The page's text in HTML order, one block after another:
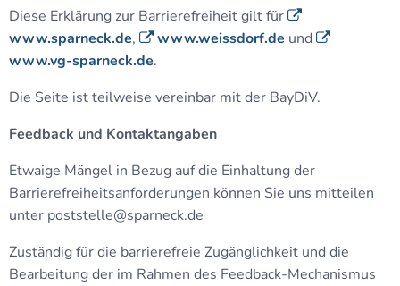
Diese Erklärung zur Barrierefreiheit gilt für
www.sparneck.de, www.weissdorf.de und
www.vg-sparneck.de.
Die Seite ist teilweise vereinbar mit der BayDiV.
Feedback und Kontaktangaben
Etwaige Mängel in Bezug auf die Einhaltung der
Barrierefreiheitsanforderungen können Sie uns mitteilen
unter poststelle@sparneck.de
Zuständig für die barrierefreie Zugänglichkeit und die
Bearbeitung der im Rahmen des Feedback-Mechanismus